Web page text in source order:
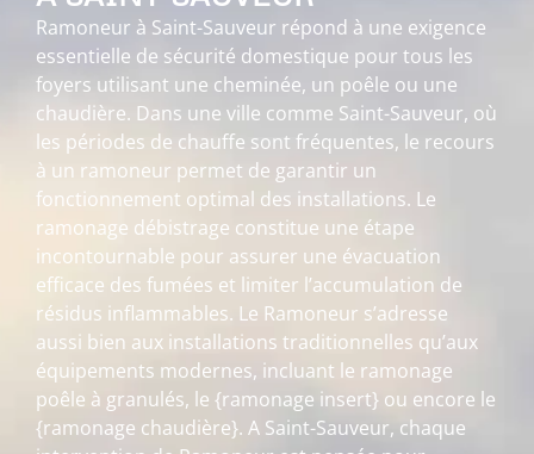
Ramoneur à Saint-Sauveur répond à une exigence
essentielle de sécurité domestique pour tous les
foyers utilisant une cheminée, un poêle ou une
chaudière. Dans une ville comme Saint-Sauveur, où
les périodes de chauffe sont fréquentes, le recours
à un ramoneur permet de garantir un
fonctionnement optimal des installations. Le
ramonage débistrage constitue une étape
incontournable pour assurer une évacuation
efficace des fumées et limiter l’accumulation de
résidus inflammables. Le Ramoneur s’adresse
aussi bien aux installations traditionnelles qu’aux
équipements modernes, incluant le ramonage
poêle à granulés, le {ramonage insert} ou encore le
{ramonage chaudière}. A Saint-Sauveur, chaque